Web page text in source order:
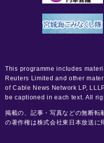
This programme includes
Reuters Limited and other
of Cable News Network LP,
be captioned in each text. All
掲載の、記事・写真などの無断転
の著作権は株式会社東日本放送に